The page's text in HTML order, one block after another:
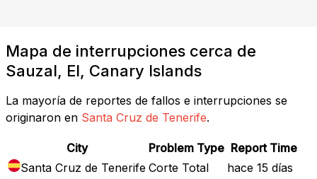
Mapa de interrupciones cerca de
Sauzal, El, Canary Islands
La mayoría de reportes de fallos e interrupciones se
originaron en Santa Cruz de Tenerife.
City Problem Type Report Time
Santa Cruz de Tenerife Corte Total
hace 15 días